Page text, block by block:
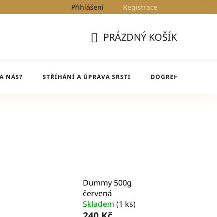
Blog DogRehab
Přihlášení Registrace
KOŠÍK
PRÁZDNÝ KOŠÍK
NÁS? STŘÍHÁNÍ A ÚPRAVA SRSTI DOGREHAB
Dummy 500g
červená
Skladem (1 ks)